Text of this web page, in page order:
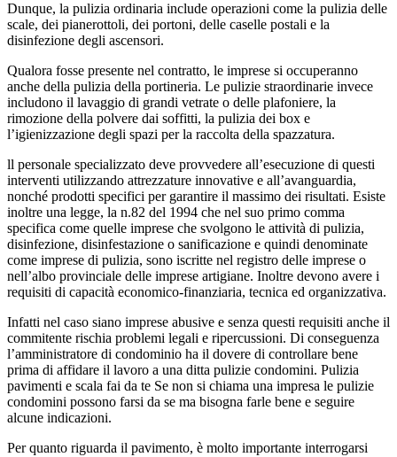
Dunque, la pulizia ordinaria include operazioni come la pulizia delle
scale, dei pianerottoli, dei portoni, delle caselle postali e la
disinfezione degli ascensori.
Qualora fosse presente nel contratto, le imprese si occuperanno
anche della pulizia della portineria. Le pulizie straordinarie invece
includono il lavaggio di grandi vetrate o delle plafoniere, la
rimozione della polvere dai soffitti, la pulizia dei box e
l’igienizzazione degli spazi per la raccolta della spazzatura.
ll personale specializzato deve provvedere all’esecuzione di questi
interventi utilizzando attrezzature innovative e all’avanguardia,
nonché prodotti specifici per garantire il massimo dei risultati. Esiste
inoltre una legge, la n.82 del 1994 che nel suo primo comma
specifica come quelle imprese che svolgono le attività di pulizia,
disinfezione, disinfestazione o sanificazione e quindi denominate
come imprese di pulizia, sono iscritte nel registro delle imprese o
nell’albo provinciale delle imprese artigiane. Inoltre devono avere i
requisiti di capacità economico-finanziaria, tecnica ed organizzativa.
Infatti nel caso siano imprese abusive e senza questi requisiti anche il
commitente rischia problemi legali e ripercussioni. Di conseguenza
l’amministratore di condominio ha il dovere di controllare bene
prima di affidare il lavoro a una ditta pulizie condomini. Pulizia
pavimenti e scala fai da te Se non si chiama una impresa le pulizie
condomini possono farsi da se ma bisogna farle bene e seguire
alcune indicazioni.
Per quanto riguarda il pavimento, è molto importante interrogarsi